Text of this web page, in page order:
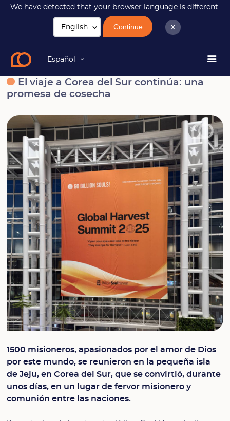
We have detected that your browser language is different.
Continue x
Español
cosecha
El viaje a Corea del Sur continúa: una
promesa de cosecha
1500 misioneros, apasionados por el amor de Dios
por este mundo, se reunieron en la pequeña isla
de Jeju, en Corea del Sur, que se convirtió, durante
unos días, en un lugar de fervor misionero y
comunión entre las naciones.